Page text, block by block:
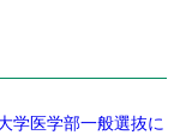
学医学部一般選抜に